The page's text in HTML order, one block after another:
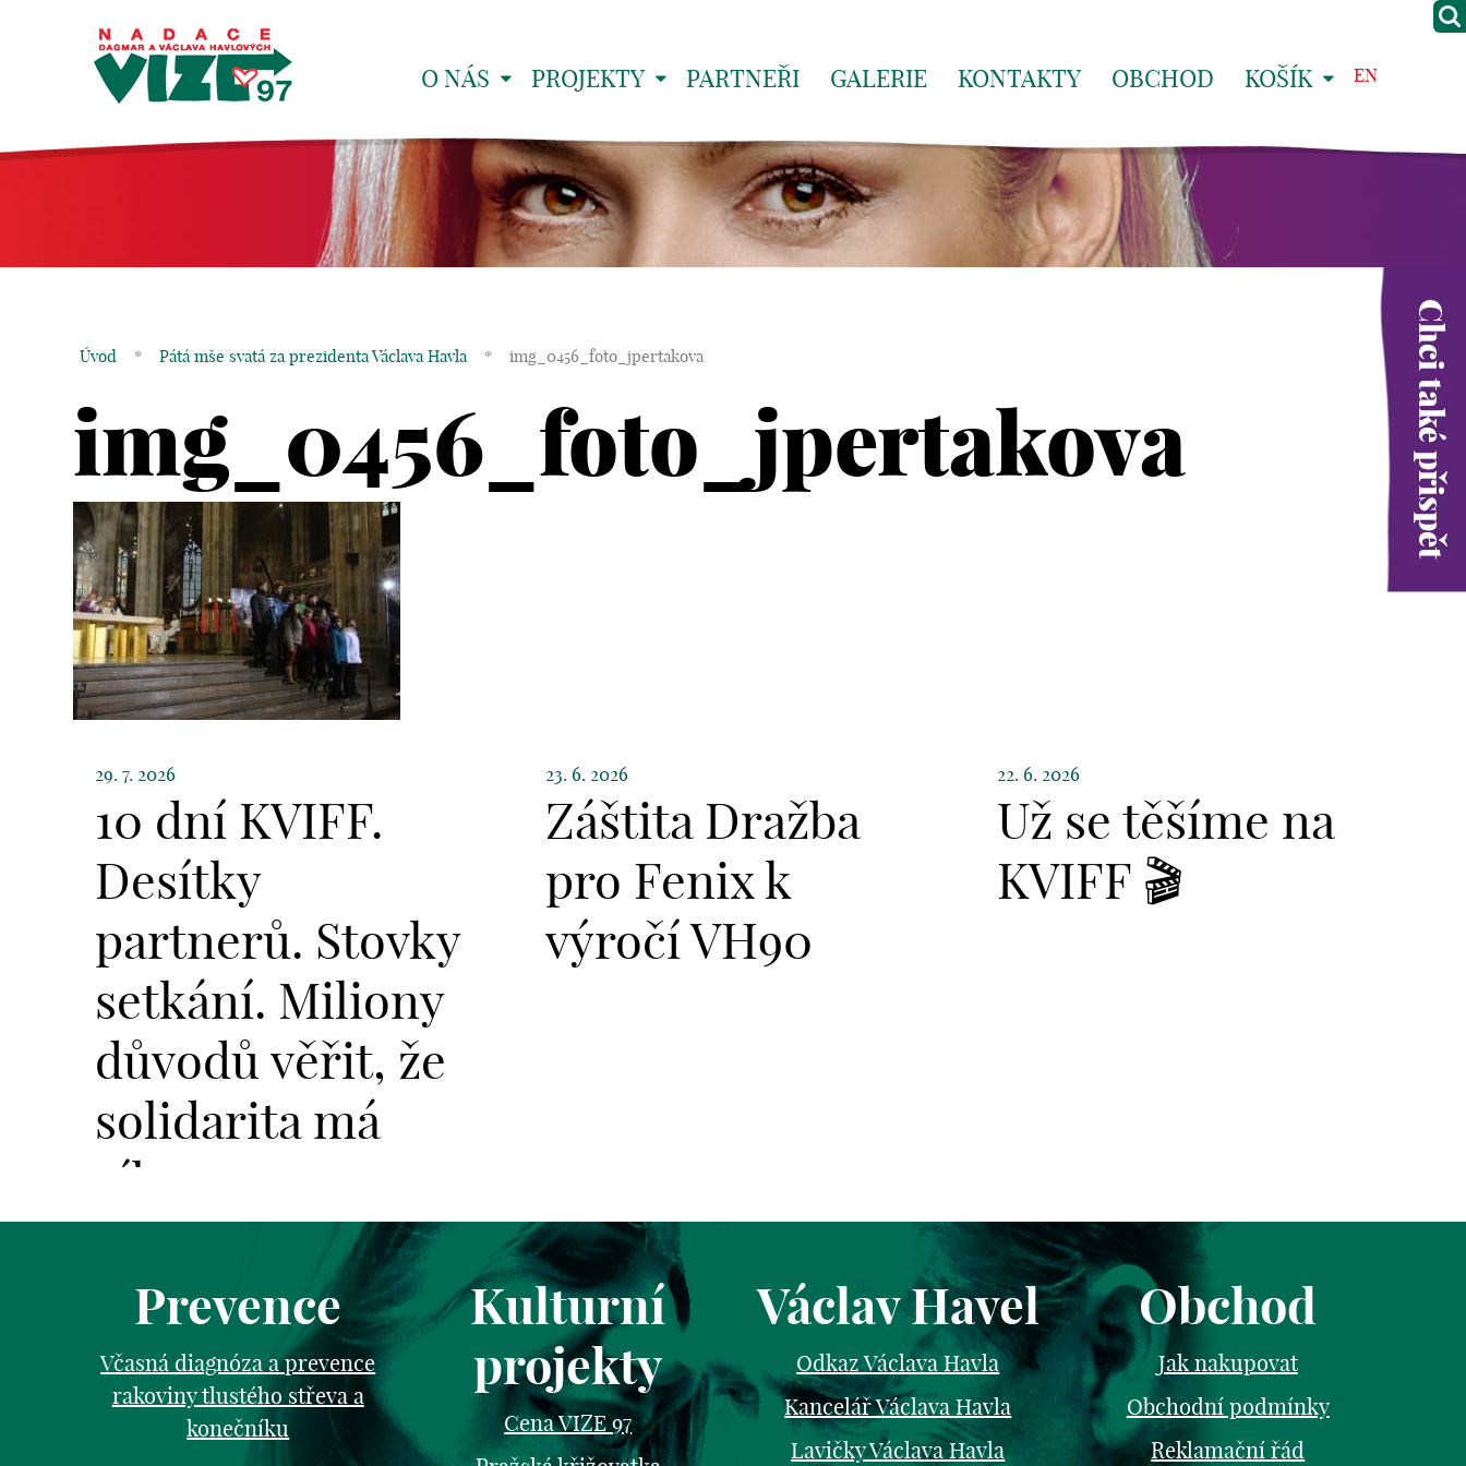
O NÁS PROJEKTY PARTNEŘI GALERIE KONTAKTY OBCHOD KOŠÍK EN
Chci také přispět
Úvod * Pátá mše svatá za prezidenta Václava Havla * img_0456_foto_jpertakova
img_0456_foto_jpertakova
29. 7. 2026
10 dní KVIFF.
Desítky
partnerů. Stovky
setkání. Miliony
důvodů věřit, že
solidarita má
sílu.
23. 6. 2026
Záštita Dražba
pro Fenix k
výročí VH90
22. 6. 2026
Už se těšíme na
KVIFF 🎬
Prevence
Včasná diagnóza a prevence
rakoviny tlustého střeva a
konečníku
Kulturní
projekty
Cena VIZE 97
Václav Havel
Odkaz Václava Havla
Kancelář Václava Havla
Lavičky Václava Havla
Obchod
Jak nakupovat
Obchodní podmínky
Reklamační řád